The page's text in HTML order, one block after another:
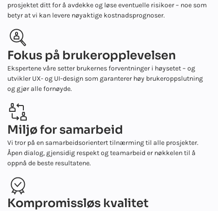
prosjektet ditt for å avdekke og løse eventuelle risikoer – noe som
betyr at vi kan levere nøyaktige kostnadsprognoser.
Fokus på brukeropplevelsen
Ekspertene våre setter brukernes forventninger i høysetet – og
utvikler UX- og UI-design som garanterer høy brukeroppslutning
og gjør alle fornøyde.
Miljø for samarbeid
Vi tror på en samarbeidsorientert tilnærming til alle prosjekter.
Åpen dialog, gjensidig respekt og teamarbeid er nøkkelen til å
oppnå de beste resultatene.
Kompromissløs kvalitet